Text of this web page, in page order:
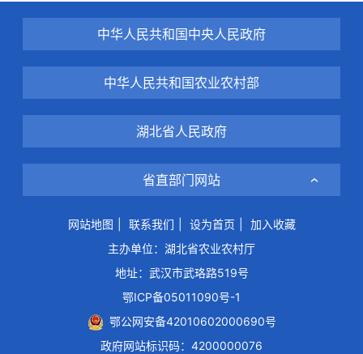
中华人民共和国中央人民政府
中华人民共和国农业农村部
湖北省人民政府
省直部门网站
网站地图 联系我们 设为首页
加入收藏
主办单位：湖北省农业农村厅
地址：武汉市武珞路519号
鄂ICP备05011090号-1
鄂公网安备42010602000690号
政府网站标识码：4200000076